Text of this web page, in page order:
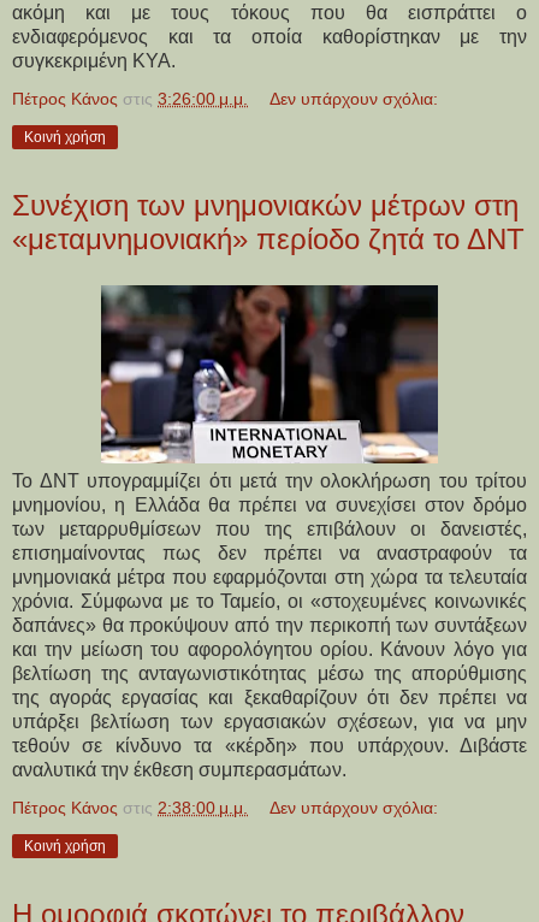
ακόμη και με τους τόκους που θα εισπράττει ο
ενδιαφερόμενος και τα οποία καθορίστηκαν με την
συγκεκριμένη ΚΥΑ.
Πέτρος Κάνος στις 3:26:00 μ.μ. Δεν υπάρχουν σχόλια:
Κοινή χρήση
Συνέχιση των μνημονιακών μέτρων στη
«μεταμνημονιακή» περίοδο ζητά το ΔΝΤ
Το ΔΝΤ υπογραμμίζει ότι μετά την ολοκλήρωση του τρίτου
μνημονίου, η Ελλάδα θα πρέπει να συνεχίσει στον δρόμο
των μεταρρυθμίσεων που της επιβάλουν οι δανειστές,
επισημαίνοντας πως δεν πρέπει να αναστραφούν τα
μνημονιακά μέτρα που εφαρμόζονται στη χώρα τα τελευταία
χρόνια. Σύμφωνα με το Ταμείο, οι «στοχευμένες κοινωνικές
δαπάνες» θα προκύψουν από την περικοπή των συντάξεων
και την μείωση του αφορολόγητου ορίου. Κάνουν λόγο για
βελτίωση της ανταγωνιστικότητας μέσω της απορύθμισης
της αγοράς εργασίας και ξεκαθαρίζουν ότι δεν πρέπει να
υπάρξει βελτίωση των εργασιακών σχέσεων, για να μην
τεθούν σε κίνδυνο τα «κέρδη» που υπάρχουν. Διβάστε
αναλυτικά την έκθεση συμπερασμάτων.
Πέτρος Κάνος στις 2:38:00 μ.μ. Δεν υπάρχουν σχόλια:
Κοινή χρήση
Η ομορφιά σκοτώνει το περιβάλλον